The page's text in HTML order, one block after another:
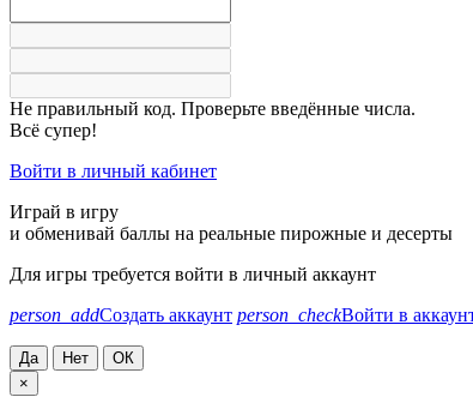
Не правильный код. Проверьте введённые числа.
Всё супер!
Войти в личный кабинет
Играй в игру
и обменивай баллы на реальные пирожные и десерты
Для игры требуется войти в личный аккаунт
person_addСоздать аккаунт person_checkВойти в
Да Нет
ОК
×